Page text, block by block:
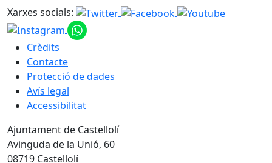
Xarxes socials:
Crèdits
Contacte
Protecció de dades
Avís legal
Accessibilitat
Ajuntament de Castellolí
Avinguda de la Unió, 60
08719 Castellolí